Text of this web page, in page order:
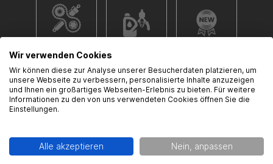
Antrieb
Wir verwenden Cookies
Wir können diese zur Analyse unserer Besucherdaten platzieren, um
unsere Webseite zu verbessern, personalisierte Inhalte anzuzeigen
und Ihnen ein großartiges Webseiten-Erlebnis zu bieten. Für weitere
Informationen zu den von uns verwendeten Cookies öffnen Sie die
Einstellungen.
Alle akzeptieren Nein, anpassen